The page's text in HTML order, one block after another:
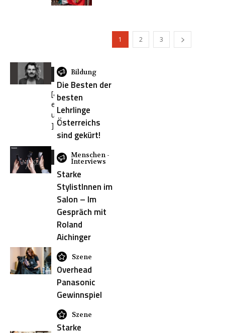
Bildung
Die Besten der
besten
Lehrlinge
Österreichs
sind gekürt!
Menschen -
Interviews
Starke
StylistInnen im
Salon – Im
Gespräch mit
Roland
Aichinger
Szene
Overhead
Panasonic
Gewinnspiel
Szene
Starke
1 2 3
Seminare
[add_eventon_el
event_count="3"
ux_val="3"
]
Schlagwörter
Balayage
BUNDY
BUNDY
Color
Color
Essentials
Digital
Cut
Cut
Education
Team